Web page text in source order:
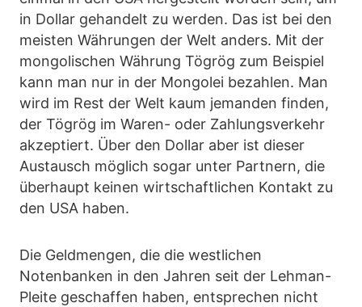
in Dollar gehandelt zu werden. Das ist bei den
meisten Währungen der Welt anders. Mit der
mongolischen Währung Tögrög zum Beispiel
kann man nur in der Mongolei bezahlen. Man
wird im Rest der Welt kaum jemanden finden,
der Tögrög im Waren- oder Zahlungsverkehr
akzeptiert. Über den Dollar aber ist dieser
Austausch möglich sogar unter Partnern, die
überhaupt keinen wirtschaftlichen Kontakt zu
den USA haben.
Die Geldmengen, die die westlichen
Notenbanken in den Jahren seit der Lehman-
Pleite geschaffen haben, entsprechen nicht